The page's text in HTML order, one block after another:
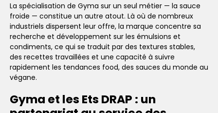
La spécialisation de Gyma sur un seul métier — la sauce
froide — constitue un autre atout. Là où de nombreux
industriels dispersent leur offre, la marque concentre sa
recherche et développement sur les émulsions et
condiments, ce qui se traduit par des textures stables,
des recettes travaillées et une capacité à suivre
rapidement les tendances food, des sauces du monde au
végane.
Gyma et les Ets DRAP : un